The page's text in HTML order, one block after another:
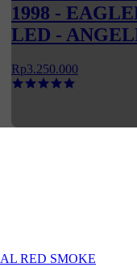
1998 -
LED -
Rp3.250.000